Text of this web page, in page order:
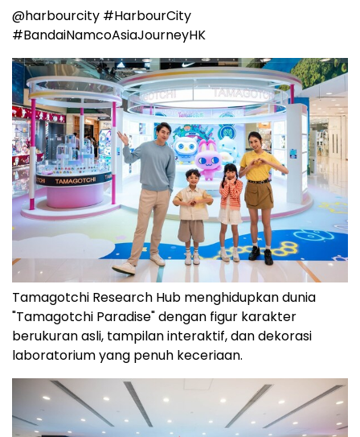
@harbourcity #HarbourCity
#BandaiNamcoAsiaJourneyHK
Tamagotchi Research Hub menghidupkan dunia
"Tamagotchi Paradise" dengan figur karakter
berukuran asli, tampilan interaktif, dan dekorasi
laboratorium yang penuh keceriaan.